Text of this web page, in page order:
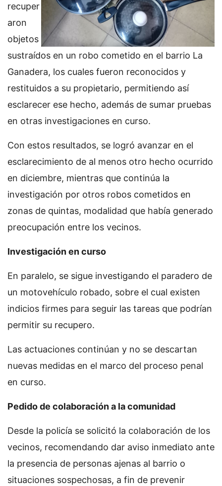
recuper
aron
objetos
sustraídos en un robo cometido en el barrio La
Ganadera, los cuales fueron reconocidos y
restituidos a su propietario, permitiendo así
esclarecer ese hecho, además de sumar pruebas
en otras investigaciones en curso.
Con estos resultados, se logró avanzar en el
esclarecimiento de al menos otro hecho ocurrido
en diciembre, mientras que continúa la
investigación por otros robos cometidos en
zonas de quintas, modalidad que había generado
preocupación entre los vecinos.
Investigación en curso
En paralelo, se sigue investigando el paradero de
un motovehículo robado, sobre el cual existen
indicios firmes para seguir las tareas que podrían
permitir su recupero.
Las actuaciones continúan y no se descartan
nuevas medidas en el marco del proceso penal
en curso.
Pedido de colaboración a la comunidad
Desde la policía se solicitó la colaboración de los
vecinos, recomendando dar aviso inmediato ante
la presencia de personas ajenas al barrio o
situaciones sospechosas, a fin de prevenir